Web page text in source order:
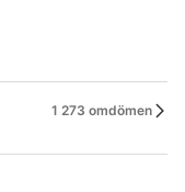
1 273 omdömen